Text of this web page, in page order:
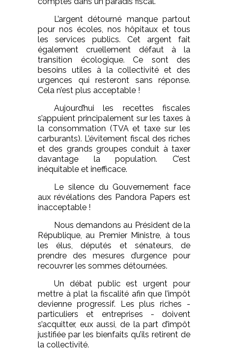
L’argent détourné manque partout
pour nos écoles, nos hôpitaux et tous
les services publics. Cet argent fait
également cruellement défaut à la
transition écologique. Ce sont des
besoins utiles à la collectivité et des
urgences qui resteront sans réponse.
Cela n’est plus acceptable !
Aujourd’hui les recettes fiscales
s’appuient principalement sur les taxes à
la consommation (TVA et taxe sur les
carburants). L’évitement fiscal des riches
et des grands groupes conduit à taxer
davantage la population. C’est
inéquitable et inefficace.
Le silence du Gouvernement face
aux révélations des Pandora Papers est
inacceptable !
Nous demandons au Président de la
République, au Premier Ministre, à tous
les élus, députés et sénateurs, de
prendre des mesures d’urgence pour
recouvrer les sommes détournées.
Un débat public est urgent pour
mettre à plat la fiscalité afin que l’impôt
devienne progressif. Les plus riches -
particuliers et entreprises - doivent
s’acquitter, eux aussi, de la part d’impôt
justifiée par les bienfaits qu’ils retirent de
la collectivité.